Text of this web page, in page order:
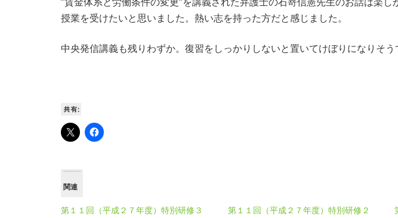
授業を受けたいと思いました。熱い志を持った方だと感じました。
中央発信講義も残りわずか。復習をしっかりしないと置いてけぼりになりそう
共有:
関連
第１１回（平成２７年度）特別研修３
第１１回（平成２７年度）特別研修２